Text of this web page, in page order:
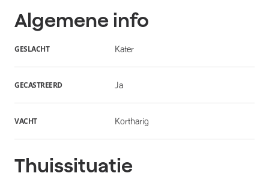
Algemene info
GESLACHT Kater
GECASTREERD Ja
VACHT Kortharig
Thuissituatie